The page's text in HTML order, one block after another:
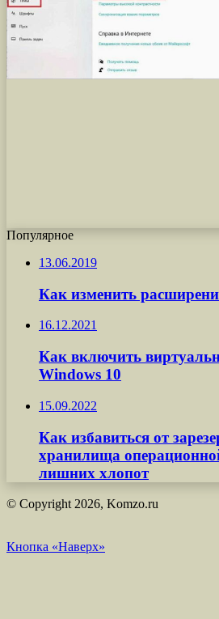
Популярное
13.06.2019
Как изменить
16.12.2021
Как включить
Windows 10
15.09.2022
Как избавиться от
хранилища
лишних хлопот
© Copyright 2026, Komzo.ru
Кнопка «Наверх»